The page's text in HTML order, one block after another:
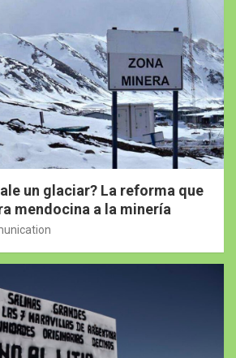
un glaciar? La reforma que
mendocina a la minería